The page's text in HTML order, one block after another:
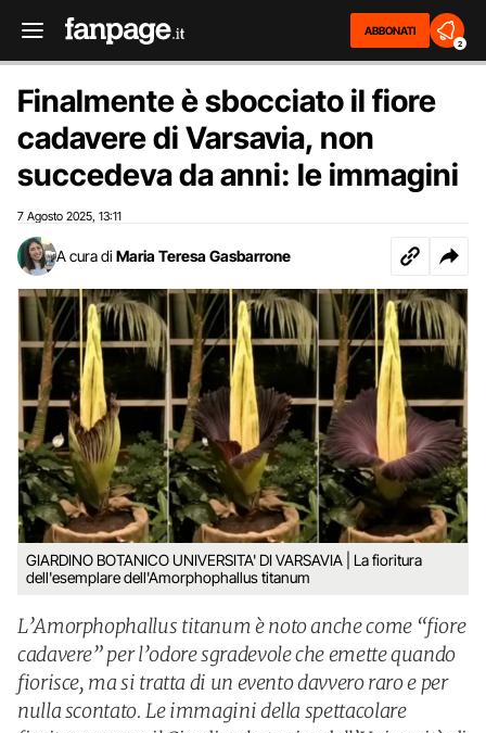
ABBONATI
2
Finalmente è sbocciato il fiore
cadavere di Varsavia, non
succedeva da anni: le immagini
7 Agosto 2025 13:11
A cura di Maria Teresa Gasbarrone
GIARDINO BOTANICO UNIVERSITA' DI VARSAVIA | La fioritura
dell'esemplare dell'Amorphophallus titanum
L’Amorphophallus titanum è noto anche come “fiore
cadavere” per l’odore sgradevole che emette quando
fiorisce, ma si tratta di un evento davvero raro e per
nulla scontato. Le immagini della spettacolare